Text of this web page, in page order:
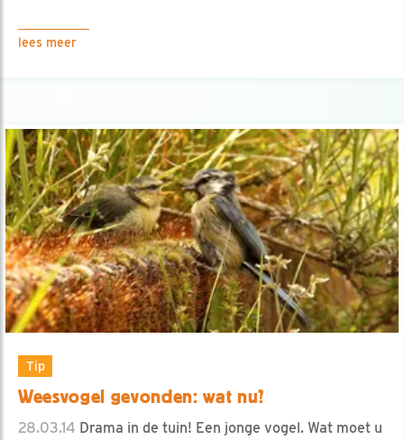
lees meer
Tip
Weesvogel gevonden: wat nu?
28.03.14 Drama in de tuin! Een jonge vogel. Wat moet u